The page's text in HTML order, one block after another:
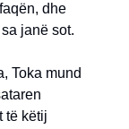
dhe
janë sot.
Toka mund
të këtij